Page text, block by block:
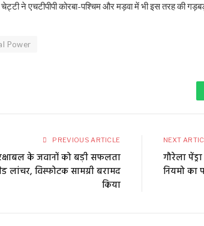
ने एचटीपीपी कोरबा-पश्चिम और मड़वा में भी इस तरह की
Power
PREVIOUS ARTICLE
के जवानों को बड़ी सफलता
लांचर, विस्फोटक सामग्री बरामद
किया
NEXT
गौरेला
नियमो का